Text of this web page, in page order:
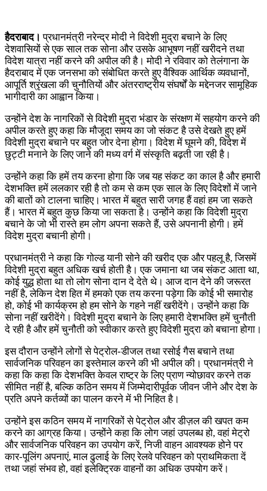
हैदराबाद। प्रधानमंत्री नरेन्द्र मोदी ने विदेशी मुद्रा बचाने के लिए
देशवासियों से एक साल तक सोना और उसके आभूषण नहीं खरीदने तथा
विदेश यात्रा नहीं करने की अपील की है। मोदी ने रविवार को तेलंगाना के
हैदराबाद में एक जनसभा को संबोधित करते हुए वैश्विक आर्थिक व्यवधानों,
आपूर्ति श्रृंखला की चुनौतियों और अंतरराष्ट्रीय संघर्षों के मद्देनजर सामूहिक
भागीदारी का आह्वान किया।
उन्होंने देश के नागरिकों से विदेशी मुद्रा भंडार के संरक्षण में सहयोग करने की
अपील करते हुए कहा कि मौजूदा समय का जो संकट है उसे देखते हुए हमें
विदेशी मुद्रा बचाने पर बहुत जोर देना होगा। विदेश में घूमने की, विदेश में
छुट्टी मनाने के लिए जाने की मध्य वर्ग में संस्कृति बढ़ती जा रही है।
उन्होंने कहा कि हमें तय करना होगा कि जब यह संकट का काल है और हमारी
देशभक्ति हमें ललकार रही है तो कम से कम एक साल के लिए विदेशों में जाने
की बातों को टालना चाहिए। भारत में बहुत सारी जगह हैं वहां हम जा सकते
हैं। भारत में बहुत कुछ किया जा सकता है। उन्होंने कहा कि विदेशी मुद्रा
बचाने के जो भी रास्ते हम लोग अपना सकते हैं, उसे अपनानी होगी। हमें
विदेश मुद्रा बचानी होगी।
प्रधानमंत्री ने कहा कि गोल्ड यानी सोने की खरीद एक और पहलू है, जिसमें
विदेशी मुद्रा बहुत अधिक खर्च होती है। एक जमाना था जब संकट आता था,
कोई युद्ध होता था तो लोग सोना दान दे देते थे। आज दान देने की जरूरत
नहीं है, लेकिन देश हित में हमको एक तय करना पड़ेगा कि कोई भी समारोह
हो, कोई भी कार्यक्रम हो हम सोने के गहने नहीं खरीदेंगे। उन्होंने कहा कि
सोना नहीं खरीदेंगे। विदेशी मुद्रा बचाने के लिए हमारी देशभक्ति हमें चुनौती
दे रही है और हमें चुनौती को स्वीकार करते हुए विदेशी मुद्रा को बचाना होगा।
इस दौरान उन्होंने लोगों से पेट्रोल-डीजल तथा रसोई गैस बचाने तथा
सार्वजनिक परिवहन का इस्तेमाल करने की भी अपील की। प्रधानमंत्री ने
कहा कि कहा कि देशभक्ति केवल राष्ट्र के लिए प्राण न्योछावर करने तक
सीमित नहीं है, बल्कि कठिन समय में जिम्मेदारीपूर्वक जीवन जीने और देश के
प्रति अपने कर्तव्यों का पालन करने में भी निहित है।
उन्होंने इस कठिन समय में नागरिकों से पेट्रोल और डीज़ल की खपत कम
करने का आग्रह किया। उन्होंने कहा कि लोग जहां उपलब्ध हो, वहां मेट्रो
और सार्वजनिक परिवहन का उपयोग करें, निजी वाहन आवश्यक होने पर
कार-पूलिंग अपनाएं, माल ढुलाई के लिए रेलवे परिवहन को प्राथमिकता दें
तथा जहां संभव हो, वहां इलेक्ट्रिक वाहनों का अधिक उपयोग करें।